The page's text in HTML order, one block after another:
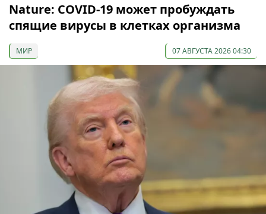
Nature: COVID-19 может пробуждать
спящие вирусы в клетках организма
МИР 07 АВГУСТА 2026 04:30